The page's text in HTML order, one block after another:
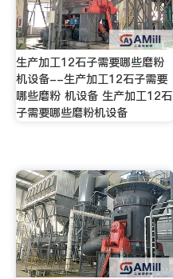
生产加工12石子需要哪些磨粉
机设备--生产加工12石子需要
哪些磨粉 机设备 生产加工12石
子需要哪些磨粉机设备